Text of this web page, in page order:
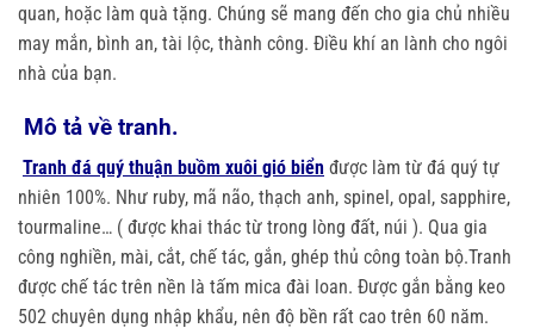
quan, hoặc làm quà tặng. Chúng sẽ mang đến cho gia chủ nhiều
may mắn, bình an, tài lộc, thành công. Điều khí an lành cho ngôi
nhà của bạn.
Mô tả về tranh.
Tranh đá quý thuận buồm xuôi gió biển được làm từ đá quý tự
nhiên 100%. Như ruby, mã não, thạch anh, spinel, opal, sapphire,
tourmaline… ( được khai thác từ trong lòng đất, núi ). Qua gia
công nghiền, mài, cắt, chế tác, gắn, ghép thủ công toàn bộ.Tranh
được chế tác trên nền là tấm mica đài loan. Được gắn bằng keo
502 chuyên dụng nhập khẩu, nên độ bền rất cao trên 60 năm.